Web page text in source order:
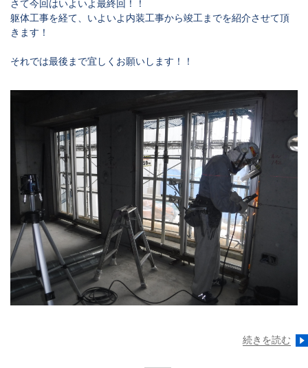
さて今回はいよいよ最終回！！
躯体工事を経て、いよいよ内装工事から竣工までを紹介させて頂
きます！
それでは最後まで宜しくお願いします！！
続きを読む